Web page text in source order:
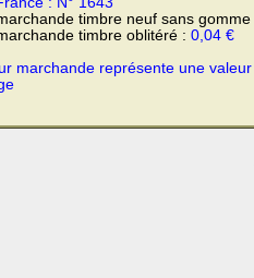
timbre neuf sans gomme
timbre oblitéré : 0,04 €
marchande représente une